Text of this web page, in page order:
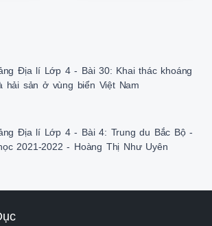
Địa lí Lớp 4 - Bài 30: Khai thác khoáng
hải sản ở vùng biển Việt Nam
Địa lí Lớp 4 - Bài 4: Trung du Bắc Bộ -
2021-2022 - Hoàng Thị Như Uyên